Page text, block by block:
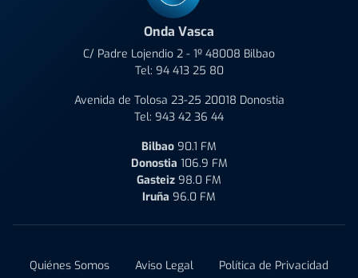
Onda Vasca
C/ Padre Lojendio 2 - 1º 48008 Bilbao
Tel: 94 413 25 80
Avenida de Tolosa 23-25 20018 Donostia
Tel: 943 42 36 44
Bilbao 90.1 FM
Donostia 106.9 FM
Gasteiz 98.0 FM
Iruña 96.0 FM
Quiénes Somos Aviso Legal
Política de Privacidad